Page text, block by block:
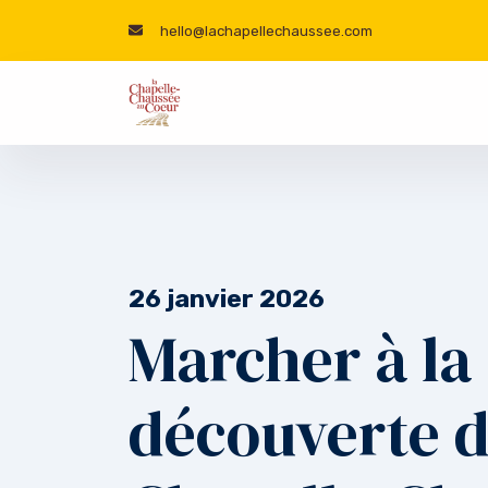
hello@lachapellechaussee.com
26 janvier 2026
Marcher à la
découverte